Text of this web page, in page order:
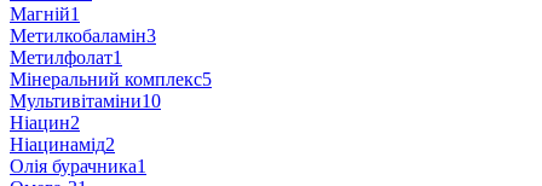
Магній1
Метилкобаламін3
Метилфолат1
Мінеральний комплекс5
Мультивітаміни10
Ніацин2
Ніацинамід2
Олія бурачника1